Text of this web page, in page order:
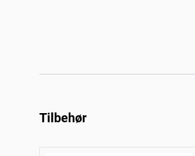
Tilbehør